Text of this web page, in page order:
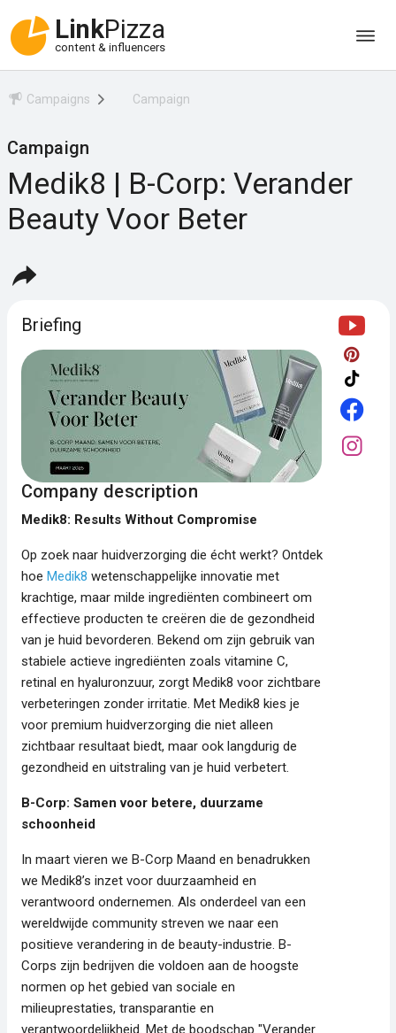
LinkPizza
content & influencers
Campaigns Campaign
Campaign
Medik8 | B-Corp: Verander
Beauty Voor Beter
Briefing
Company description
Medik8: Results Without Compromise
Op zoek naar huidverzorging die écht werkt? Ontdek
hoe Medik8 wetenschappelijke innovatie met
krachtige, maar milde ingrediënten combineert om
effectieve producten te creëren die de gezondheid
van je huid bevorderen. Bekend om zijn gebruik van
stabiele actieve ingrediënten zoals vitamine C,
retinal en hyaluronzuur, zorgt Medik8 voor zichtbare
verbeteringen zonder irritatie. Met Medik8 kies je
voor premium huidverzorging die niet alleen
zichtbaar resultaat biedt, maar ook langdurig de
gezondheid en uitstraling van je huid verbetert.
B-Corp: Samen voor betere, duurzame
schoonheid
In maart vieren we B-Corp Maand en benadrukken
we Medik8’s inzet voor duurzaamheid en
verantwoord ondernemen. Als onderdeel van een
wereldwijde community streven we naar een
positieve verandering in de beauty-industrie. B-
Corps zijn bedrijven die voldoen aan de hoogste
normen op het gebied van sociale en
milieuprestaties, transparantie en
verantwoordelijkheid. Met de boodschap "Verander